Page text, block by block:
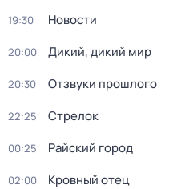
19:30 Новости
20:00 Дикий, дикий мир
20:30 Oтзвуки прошлoго
22:25 Стрелок
00:25 Райский город
02:00 Кровный отец